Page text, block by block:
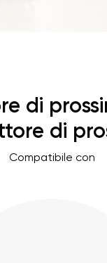
di
di
Compatibile con